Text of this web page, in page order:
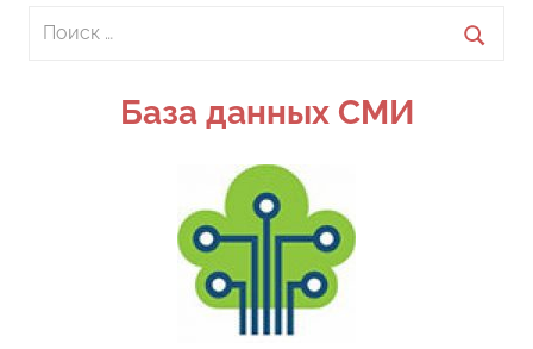
Поиск
База данных СМИ